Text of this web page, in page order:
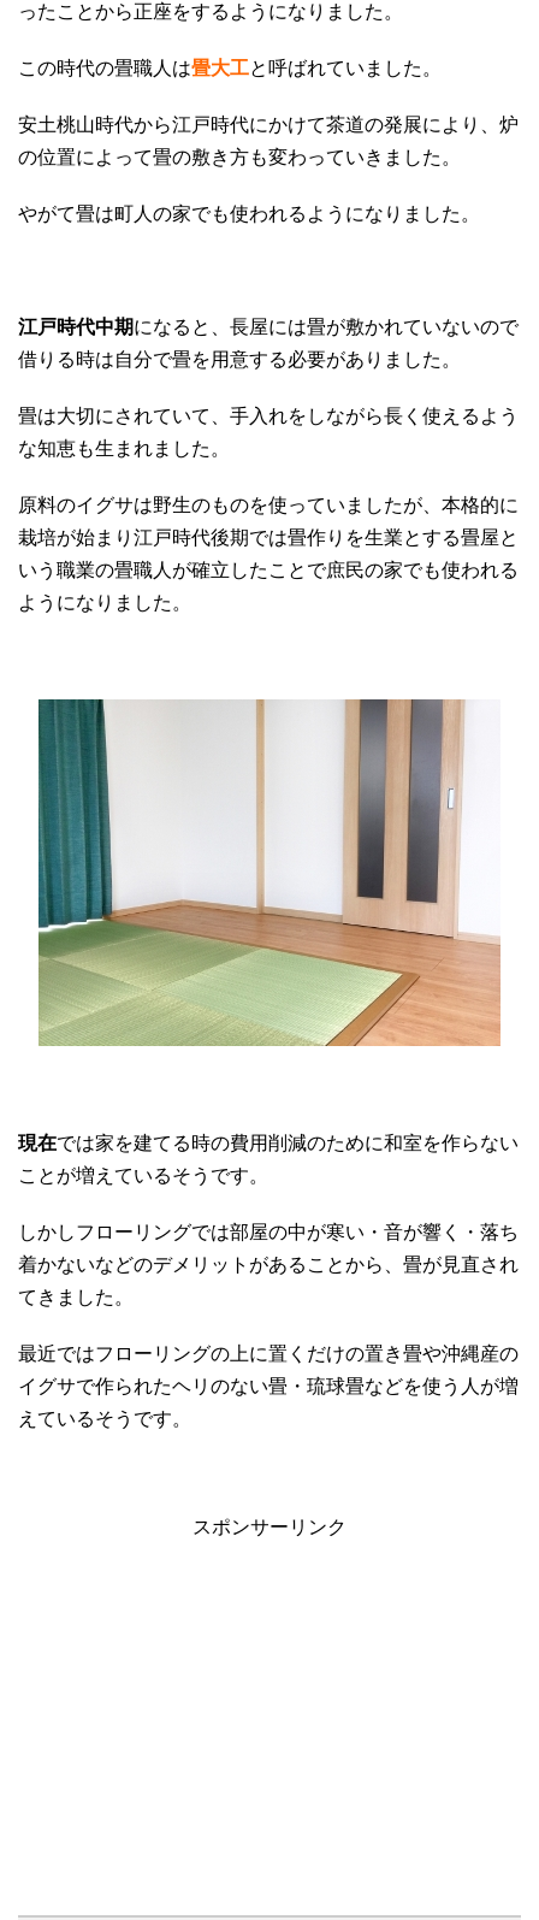
ったことから正座をするようになりました。
この時代の畳職人は畳大工と呼ばれていました。
安土桃山時代から江戸時代にかけて茶道の発展により、炉
の位置によって畳の敷き方も変わっていきました。
やがて畳は町人の家でも使われるようになりました。
江戸時代中期になると、長屋には畳が敷かれていないので
借りる時は自分で畳を用意する必要がありました。
畳は大切にされていて、手入れをしながら長く使えるよう
な知恵も生まれました。
原料のイグサは野生のものを使っていましたが、本格的に
栽培が始まり江戸時代後期では畳作りを生業とする畳屋と
いう職業の畳職人が確立したことで庶民の家でも使われる
ようになりました。
現在では家を建てる時の費用削減のために和室を作らない
ことが増えているそうです。
しかしフローリングでは部屋の中が寒い・音が響く・落ち
着かないなどのデメリットがあることから、畳が見直され
てきました。
最近ではフローリングの上に置くだけの置き畳や沖縄産の
イグサで作られたヘリのない畳・琉球畳などを使う人が増
えているそうです。
スポンサーリンク